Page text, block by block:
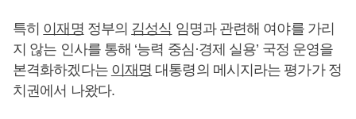
특히 이재명 정부의 김성식 임명과 관련해 여야를 가리
지 않는 인사를 통해 ‘능력 중심·경제 실용’ 국정 운영을
본격화하겠다는 이재명 대통령의 메시지라는 평가가 정
치권에서 나왔다.